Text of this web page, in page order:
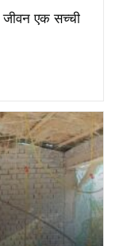
एक सच्ची